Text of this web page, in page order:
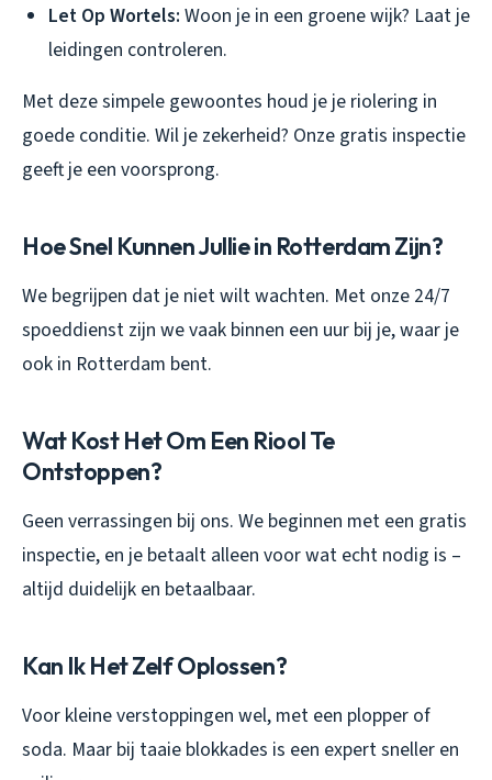
Let Op Wortels: Woon je in een groene wijk? Laat je
leidingen controleren.
Met deze simpele gewoontes houd je je riolering in
goede conditie. Wil je zekerheid? Onze gratis inspectie
geeft je een voorsprong.
Hoe Snel Kunnen Jullie in Rotterdam Zijn?
We begrijpen dat je niet wilt wachten. Met onze 24/7
spoeddienst zijn we vaak binnen een uur bij je, waar je
ook in Rotterdam bent.
Wat Kost Het Om Een Riool Te
Ontstoppen?
Geen verrassingen bij ons. We beginnen met een gratis
inspectie, en je betaalt alleen voor wat echt nodig is –
altijd duidelijk en betaalbaar.
Kan Ik Het Zelf Oplossen?
Voor kleine verstoppingen wel, met een plopper of
soda. Maar bij taaie blokkades is een expert sneller en